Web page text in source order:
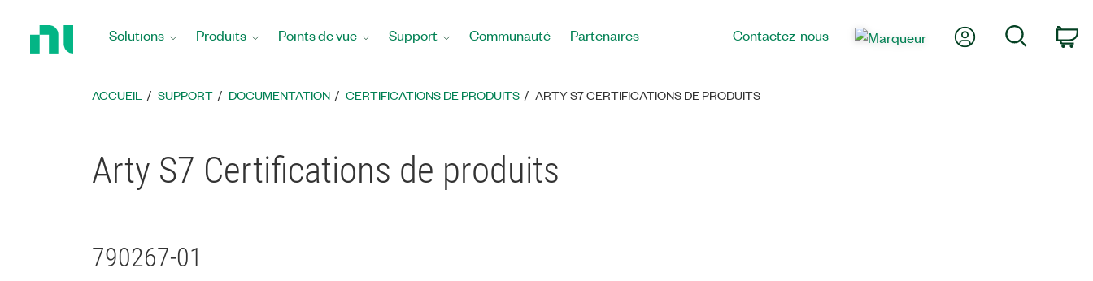
Solutions Produits Points de vue Support Communauté Partenaires Contactez-nous Mon compte
ACCUEIL SUPPORT DOCUMENTATION CERTIFICATIONS DE PRODUITS ARTY S7 CERTIFICATIONS DE PRODUITS
Arty S7 Certifications de produits
790267-01